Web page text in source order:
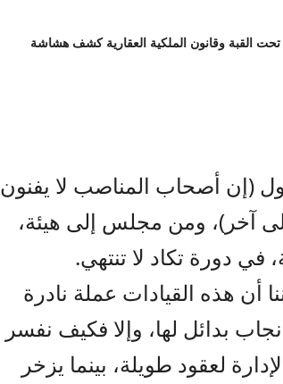
تحت القبة وقانون الملكية العقارية كشف هشاشة
(إن أصحاب المناصب لا يفنون
آخر)، ومن مجلس إلى هيئة،
دورة تكاد لا تنتهي.
أن هذه القيادات عملة نادرة
بدائل لها، وإلا فكيف نفسر
لعقود طويلة، بينما يزخر